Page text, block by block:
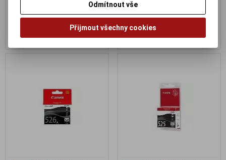
337 Kč
278 Kč (bez DPH:)
Koupit
280 Kč (bez DPH:)
Koupit
Odmítnout vše
Přijmout všechny cookies